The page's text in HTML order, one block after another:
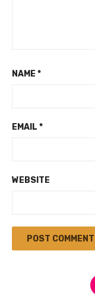
NAME *
EMAIL *
WEBSITE